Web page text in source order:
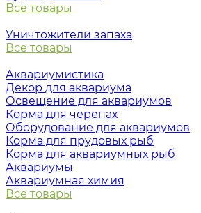
Все товары
Уничтожители запаха
Все товары
Аквариумистика
Декор для аквариума
Освещение для аквариумов
Корма для черепах
Оборудование для аквариумов
Корма для прудовых рыб
Корма для аквариумных рыб
Аквариумы
Аквариумная химия
Все товары